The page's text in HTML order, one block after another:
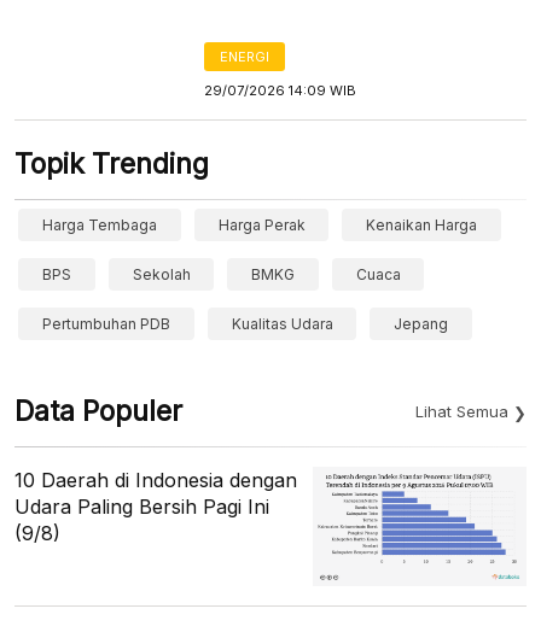
ENERGI
29/07/2026 14:09 WIB
Topik Trending
Harga Tembaga Harga Perak Kenaikan Harga
BPS Sekolah BMKG Cuaca
Pertumbuhan PDB Kualitas Udara Jepang
Data Populer Lihat Semua
10 Daerah di Indonesia dengan
Udara Paling Bersih Pagi Ini
(9/8)